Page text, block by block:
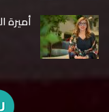
أميرة